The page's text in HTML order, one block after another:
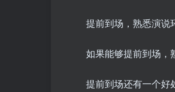
提前到场，熟悉演说
如果能够提前到场，
提前到场还有一个好